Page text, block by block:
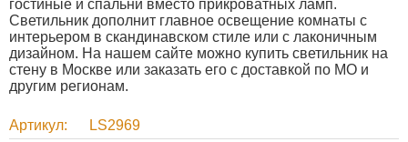
гостиные и спальни вместо прикроватных ламп.
Светильник дополнит главное освещение комнаты с
интерьером в скандинавском стиле или с лаконичным
дизайном. На нашем сайте можно купить светильник на
стену в Москве или заказать его с доставкой по МО и
другим регионам.
Артикул
LS2969